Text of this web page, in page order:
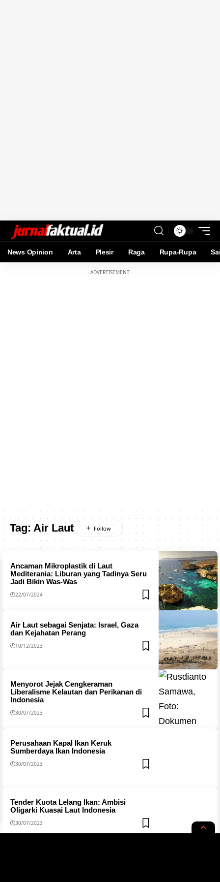
News Opinion Arta Plesir Raga Rupa-Rupa
- ADVERTISEMENT -
Tag:Air Laut
Ancaman Mikroplastik di Laut
Mediterania: Liburan yang Tadinya Seru
Jadi Bikin Was-Was
22/07/2024
Air Laut sebagai Senjata: Israel, Gaza
dan Kejahatan Perang
10/12/2023
Menyorot Jejak Cengkeraman
Liberalisme Kelautan dan Perikanan di
Indonesia
30/07/2023
Perusahaan Kapal Ikan Keruk
Sumberdaya Ikan Indonesia
30/07/2023
Tender Kuota Lelang Ikan: Ambisi
Oligarki Kuasai Laut Indonesia
30/07/2023